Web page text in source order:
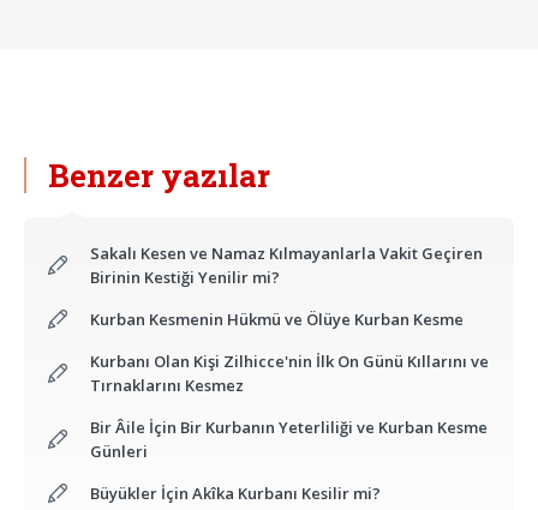
Benzer yazılar
Sakalı Kesen ve Namaz Kılmayanlarla Vakit Geçiren
Birinin Kestiği Yenilir mi?
Kurban Kesmenin Hükmü ve Ölüye Kurban Kesme
Kurbanı Olan Kişi Zilhicce'nin İlk On Günü Kıllarını ve
Tırnaklarını Kesmez
Bir Âile İçin Bir Kurbanın Yeterliliği ve Kurban Kesme
Günleri
Büyükler İçin Akîka Kurbanı Kesilir mi?